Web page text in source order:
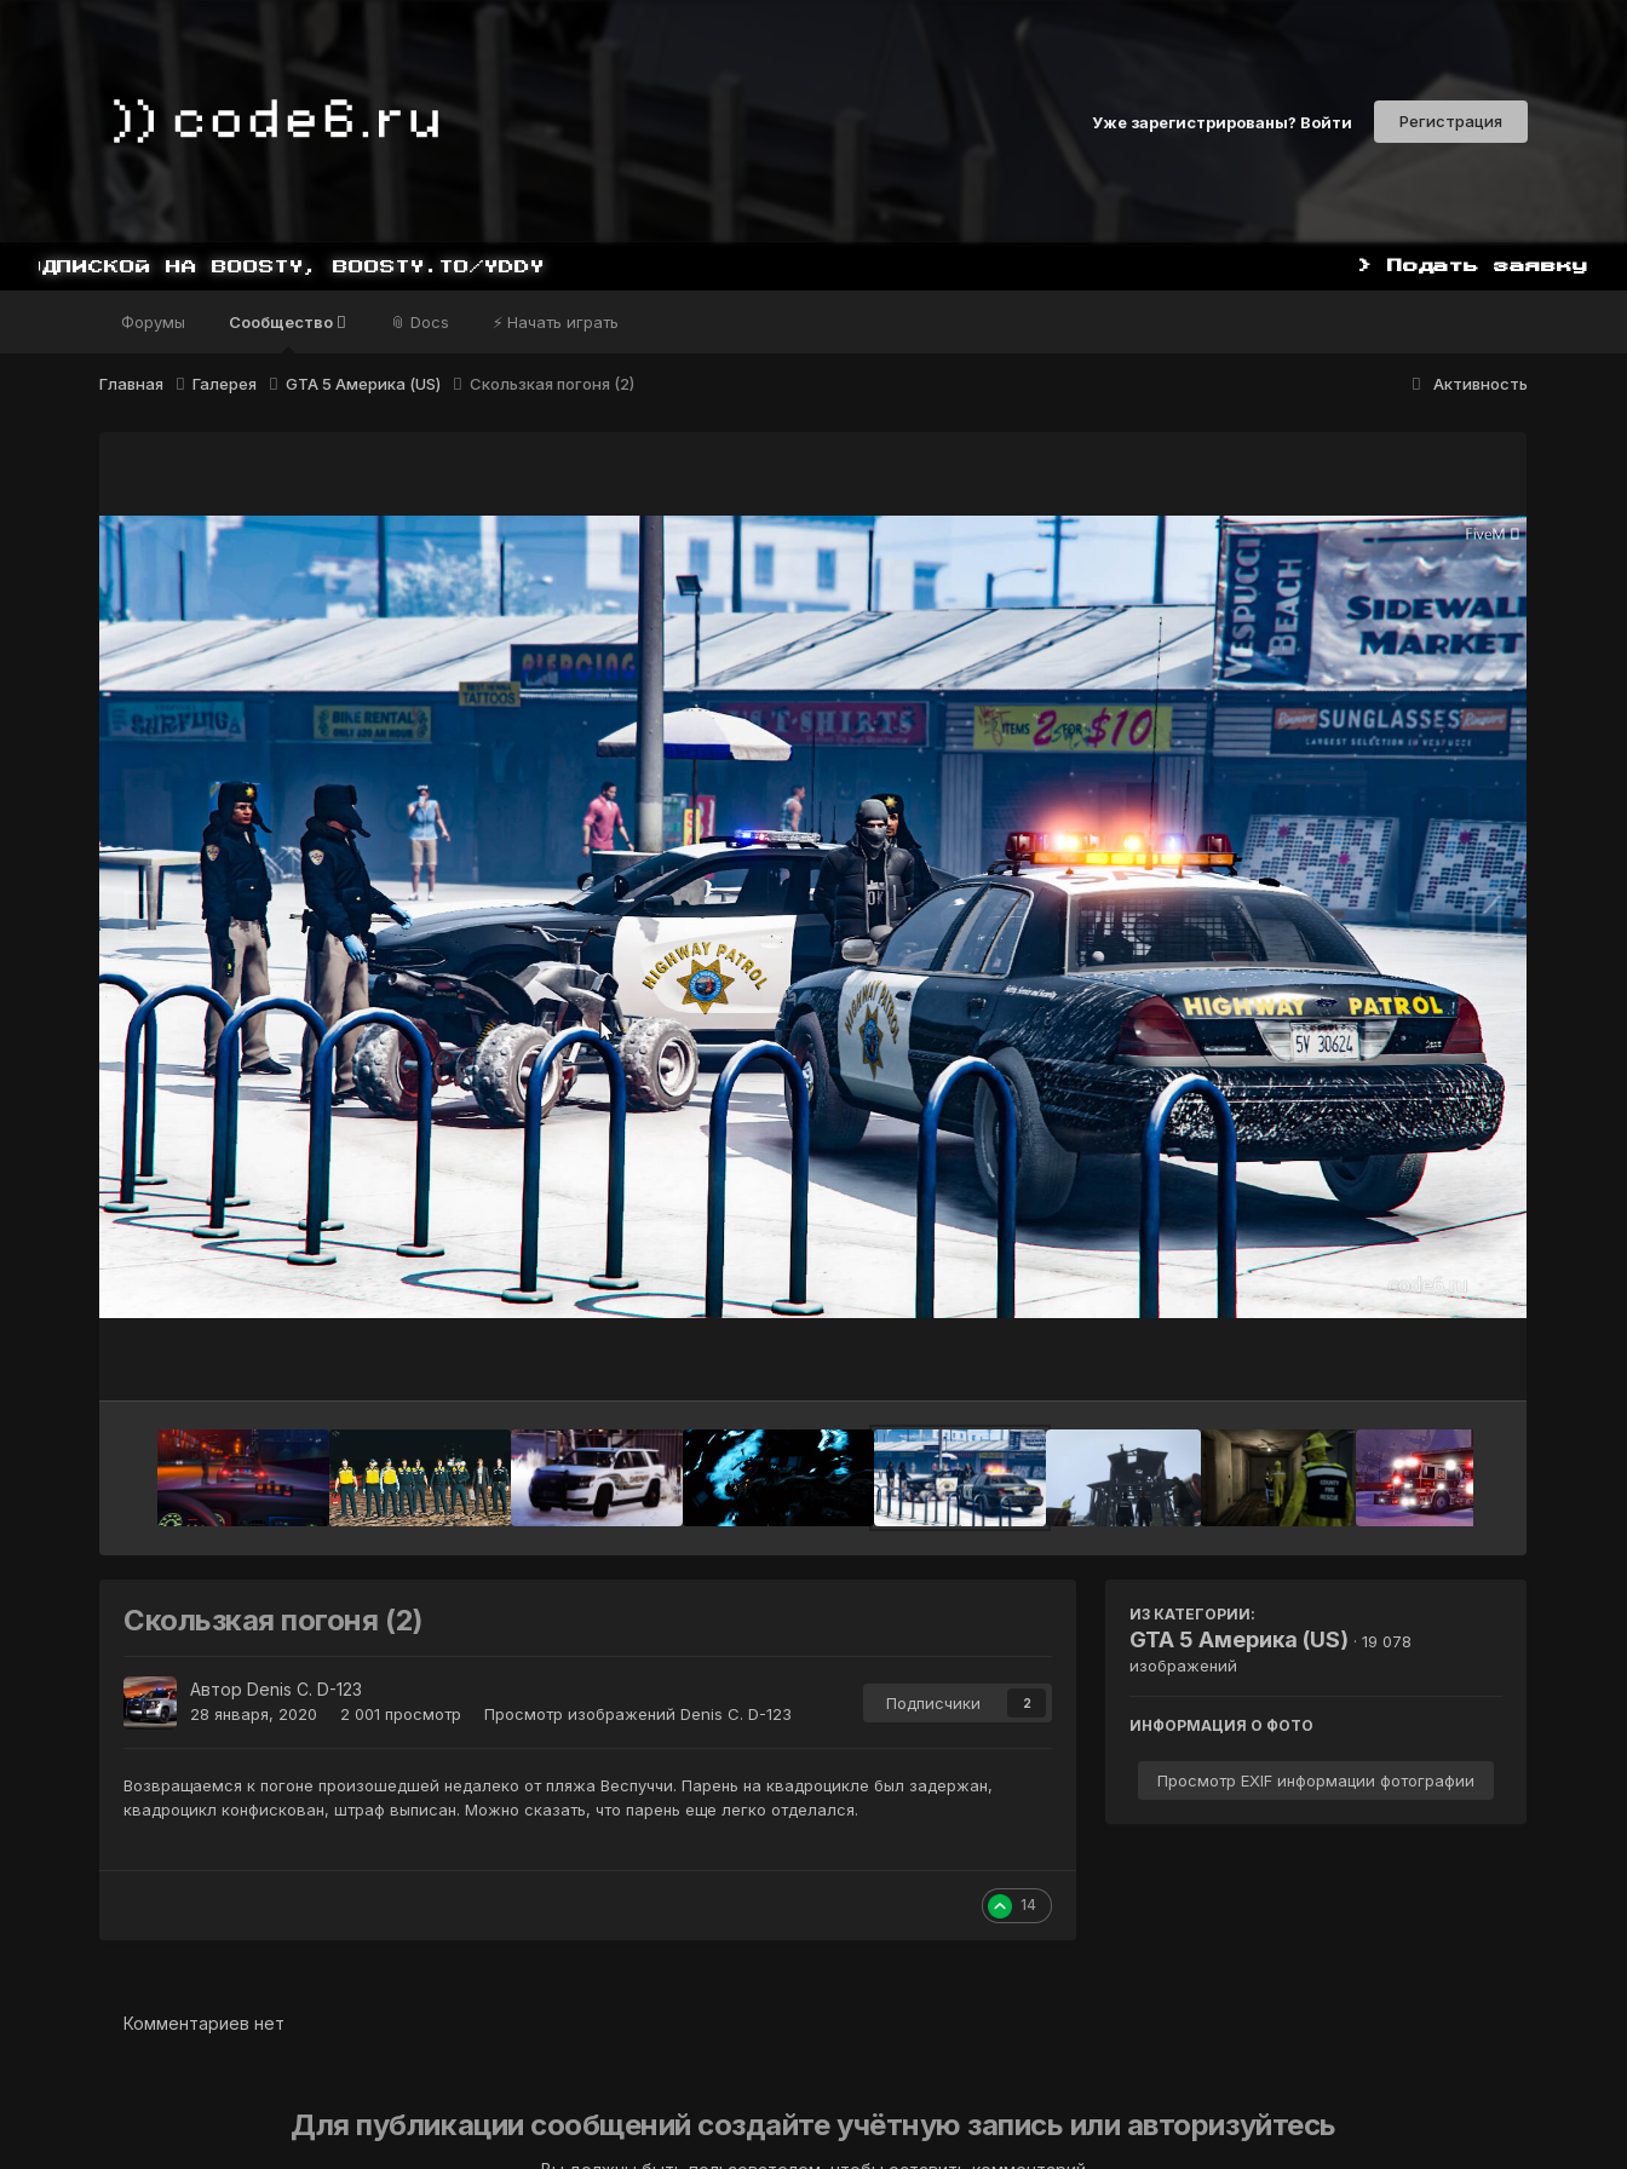
Уже зарегистрированы? Войти Регистрация
НА BOOSTY, BOOSTY.TO/YDDY > Подать заявку
Форумы Сообщество 📎 Docs ⚡ Начать играть
Активность
Главная Галерея GTA 5 Америка (US) Скользкая погоня (2)
Скользкая погоня (2)
АвторDenis C. D-123
28 января, 2020 2 001 просмотр Просмотр изображений Denis C. D-123
Подписчики 2
Возвращаемся к погоне произошедшей недалеко от пляжа Веспуччи. Парень на квадроцикле был задержан,
квадроцикл конфискован, штраф выписан. Можно сказать, что парень еще легко отделался.
14
ИЗ КАТЕГОРИИ:
GTA 5 Америка (US) · 19 078
изображений
ИНФОРМАЦИЯ О ФОТО
Просмотр EXIF информации фотографии
Комментариев нет
Для публикации сообщений создайте учётную запись или авторизуйтесь